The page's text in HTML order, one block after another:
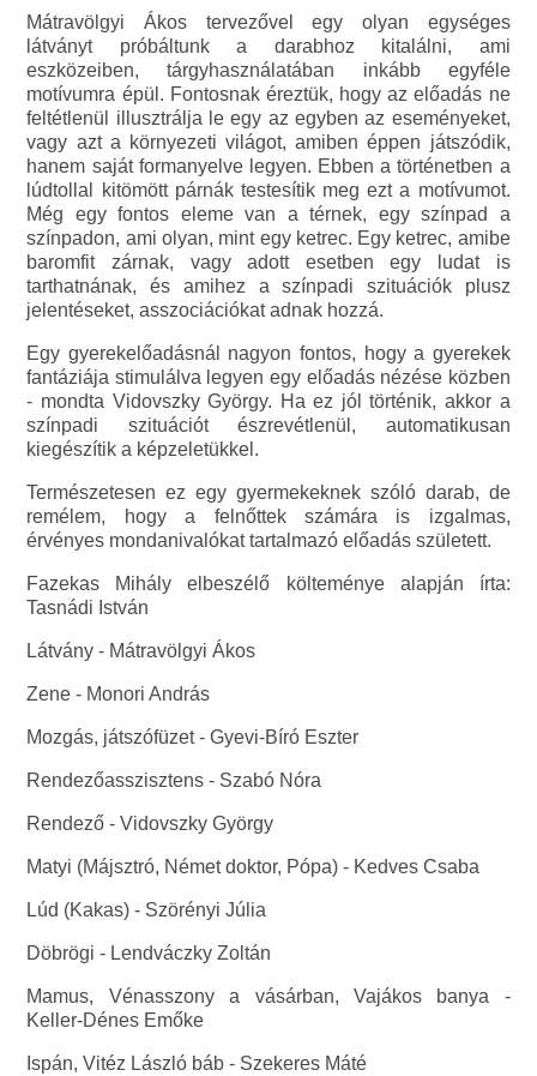
Mátravölgyi Ákos tervezővel egy olyan egységes
látványt próbáltunk a darabhoz kitalálni, ami
eszközeiben, tárgyhasználatában inkább egyféle
motívumra épül. Fontosnak éreztük, hogy az előadás ne
feltétlenül illusztrálja le egy az egyben az eseményeket,
vagy azt a környezeti világot, amiben éppen játszódik,
hanem saját formanyelve legyen. Ebben a történetben a
lúdtollal kitömött párnák testesítik meg ezt a motívumot.
Még egy fontos eleme van a térnek, egy színpad a
színpadon, ami olyan, mint egy ketrec. Egy ketrec, amibe
baromfit zárnak, vagy adott esetben egy ludat is
tarthatnának, és amihez a színpadi szituációk plusz
jelentéseket, asszociációkat adnak hozzá.
Egy gyerekelőadásnál nagyon fontos, hogy a gyerekek
fantáziája stimulálva legyen egy előadás nézése közben
- mondta Vidovszky György. Ha ez jól történik, akkor a
színpadi szituációt észrevétlenül, automatikusan
kiegészítik a képzeletükkel.
Természetesen ez egy gyermekeknek szóló darab, de
remélem, hogy a felnőttek számára is izgalmas,
érvényes mondanivalókat tartalmazó előadás született.
Fazekas Mihály elbeszélő költeménye alapján írta:
Tasnádi István
Látvány - Mátravölgyi Ákos
Zene - Monori András
Mozgás, játszófüzet - Gyevi-Bíró Eszter
Rendezőasszisztens - Szabó Nóra
Rendező - Vidovszky György
Matyi (Májsztró, Német doktor, Pópa) - Kedves Csaba
Lúd (Kakas) - Szörényi Júlia
Döbrögi - Lendváczky Zoltán
Mamus, Vénasszony a vásárban, Vajákos banya -
Keller-Dénes Emőke
Ispán, Vitéz László báb - Szekeres Máté